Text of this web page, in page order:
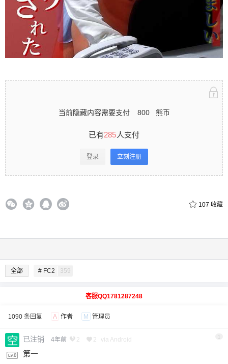
当前隐藏内容需要支付 800 熊币
已有285人支付
登录 立刻注册
107 收藏
全部 # FC2 359
扫描二维码继续阅读
客服QQ1781287248
1090 条回复 A 作者 M 管理员
已注销 4年前 2 2 via Android 1
第一